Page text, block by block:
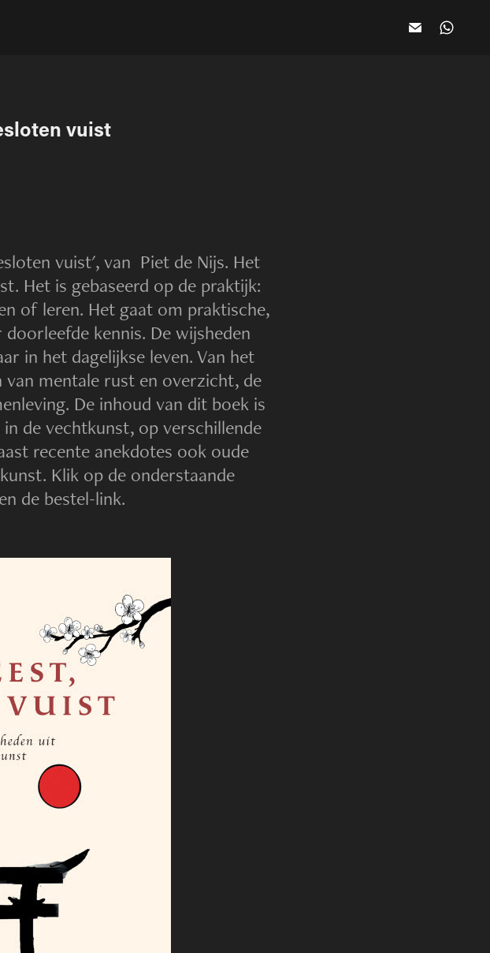
vuist
vuist', van Piet de Nijs. Het
Het is gebaseerd op de praktijk:
of leren. Het gaat om praktische,
doorleefde kennis. De wijsheden
in het dagelijkse leven. Van het
mentale rust en overzicht, de
De inhoud van dit boek is
de vechtkunst, op verschillende
recente anekdotes ook oude
Klik op de onderstaande
de bestel-link.